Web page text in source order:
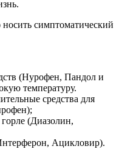
симптоматический
(Нурофен, Пандол и
температуру.
средства для
(Диазолин,
Ацикловир).